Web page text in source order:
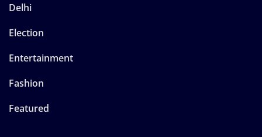
Delhi
Election
Entertainment
Fashion
Featured